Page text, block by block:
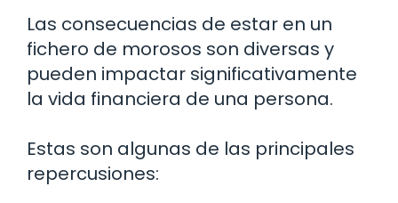
Las consecuencias de estar en un
fichero de morosos son diversas y
pueden impactar significativamente
la vida financiera de una persona.
Estas son algunas de las principales
repercusiones: